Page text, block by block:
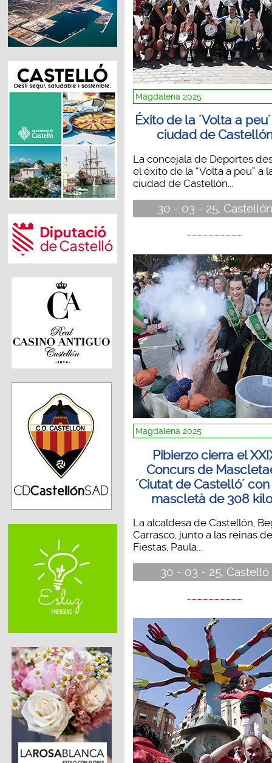
Magdalena 2025
Éxito de la ´Volta a
ciudad de
La concejala de Deportes
el éxito de la “Volta a peu” a
ciudad de Castellón...
30 - 03 - 25, Castellón
Magdalena 2025
Pibierzo cierra el
Concurs de
´Ciutat de Castelló´
mascletà de 308
La alcaldesa de Castellón,
Carrasco, junto a las reinas
Fiestas, Paula...
30 - 03 - 25, Castelló